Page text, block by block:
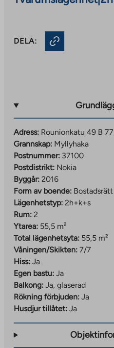
DELA:
Adress: Rounionkatu 49 B
Grannskap: Myllyhaka
Postnummer: 37100
Postdistrikt: Nokia
Byggår: 2016
Form av boende: Bostadsrätt
Lägenhetstyp: 2h+k+s
Rum: 2
Ytarea: 55,5 m²
Total lägenhetsyta: 55,5 m²
Våningen/Skikten: 7/7
Hiss: Ja
Egen bastu: Ja
Balkong: Ja, glaserad
Rökning förbjuden: Ja
Husdjur tillåtet: Ja